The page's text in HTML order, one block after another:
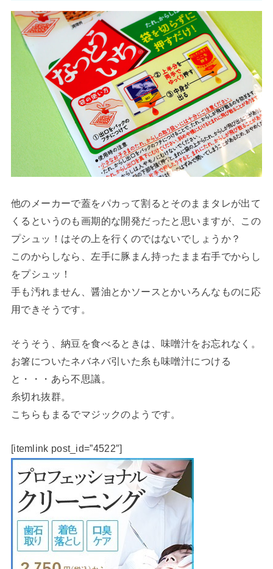
他のメーカーで蓋をパカって割るとそのままタレが出て
くるというのも画期的な開発だったと思いますが、この
プシュッ！はその上を行くのではないでしょうか？
このからしなら、左手に豚まん持ったまま右手でからし
をプシュッ！
手も汚れません、醤油とかソースとかいろんなものに応
用できそうです。
そうそう、納豆を食べるときは、味噌汁をお忘れなく。
お箸についたネバネバ引いた糸も味噌汁につける
と・・・あら不思議。
糸切れ抜群。
こちらもまるでマジックのようです。
[itemlink post_id=”4522″]